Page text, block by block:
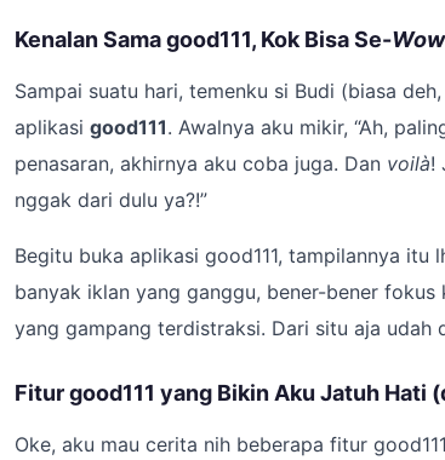
Kenalan Sama good111, Kok Bisa Se-Wow
Sampai suatu hari, temenku si Budi (biasa
aplikasi good111. Awalnya aku mikir, “Ah,
penasaran, akhirnya aku coba juga. Dan voilà!
nggak dari dulu ya?!”
Begitu buka aplikasi good111, tampilannya
banyak iklan yang ganggu, bener-bener
yang gampang terdistraksi. Dari situ aja udah
Fitur good111 yang Bikin Aku Jatuh Hati
Oke, aku mau cerita nih beberapa fitur